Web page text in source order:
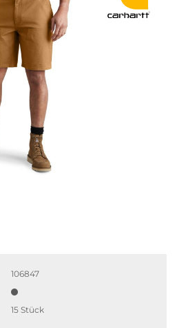
106847
15 Stück